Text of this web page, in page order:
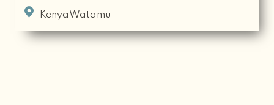
KenyaWatamu